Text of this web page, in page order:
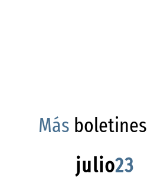
Más boletines
julio23